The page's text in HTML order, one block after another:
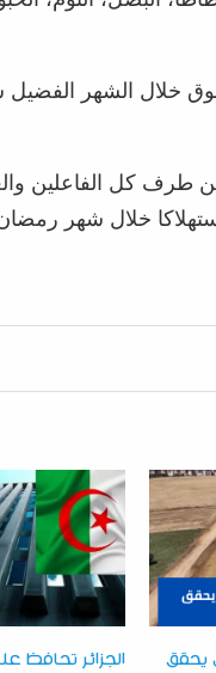
خلال الشهر الفضيل
طرف كل الفاعلين
استهلاكا خلال شهر
يحقق
الجزائر تحافظ